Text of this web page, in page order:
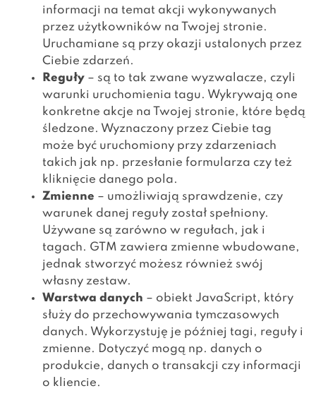
informacji na temat akcji wykonywanych
przez użytkowników na Twojej stronie.
Uruchamiane są przy okazji ustalonych przez
Ciebie zdarzeń.
Reguły – są to tak zwane wyzwalacze, czyli
warunki uruchomienia tagu. Wykrywają one
konkretne akcje na Twojej stronie, które będą
śledzone. Wyznaczony przez Ciebie tag
może być uruchomiony przy zdarzeniach
takich jak np. przesłanie formularza czy też
kliknięcie danego pola.
Zmienne – umożliwiają sprawdzenie, czy
warunek danej reguły został spełniony.
Używane są zarówno w regułach, jak i
tagach. GTM zawiera zmienne wbudowane,
jednak stworzyć możesz również swój
własny zestaw.
Warstwa danych – obiekt JavaScript, który
służy do przechowywania tymczasowych
danych. Wykorzystuję je później tagi, reguły i
zmienne. Dotyczyć mogą np. danych o
produkcie, danych o transakcji czy informacji
o kliencie.